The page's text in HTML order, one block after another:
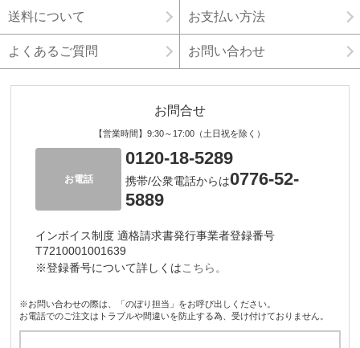
送料について お支払い方法
よくあるご質問 お問い合わせ
お問合せ
【営業時間】9:30～17:00（土日祝を除く）
お電話
0120-18-5289
携帯/公衆電話からは0776-52-
5889
インボイス制度 適格請求書発行事業者登録番号
T7210001001639
※登録番号について詳しくはこちら。
※お問い合わせの際は、「のぼり担当」をお呼び出しください。
お電話でのご注文はトラブルや間違いを防止する為、受け付けておりません。